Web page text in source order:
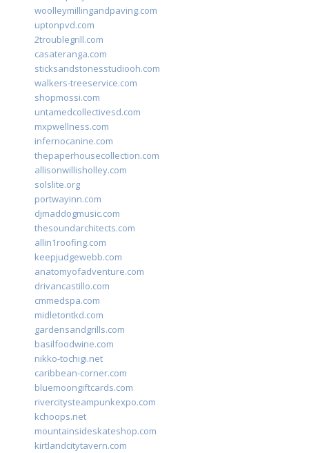
woolleymillingandpaving.com
uptonpvd.com
2troublegrill.com
casateranga.com
sticksandstonesstudiooh.com
walkers-treeservice.com
shopmossi.com
untamedcollectivesd.com
mxpwellness.com
infernocanine.com
thepaperhousecollection.com
allisonwillisholley.com
solslite.org
portwayinn.com
djmaddogmusic.com
thesoundarchitects.com
allin1roofing.com
keepjudgewebb.com
anatomyofadventure.com
drivancastillo.com
cmmedspa.com
midletontkd.com
gardensandgrills.com
basilfoodwine.com
nikko-tochigi.net
caribbean-corner.com
bluemoongiftcards.com
rivercitysteampunkexpo.com
kchoops.net
mountainsideskateshop.com
kirtlandcitytavern.com